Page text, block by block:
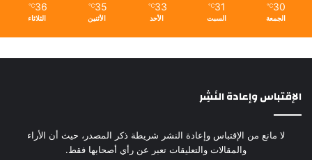
30
℃
الجمعة
31
℃
السبت
33
℃
الأحد
35
℃
الأثنين
36
℃
الثلاثاء
الإقتباس وإعادة النَشِر
لا مانع من الإقتباس وإعادة النشر شريطة ذكر المصدر، حيث أن الأراء
والمقالات والتعليقات تعبر عن رأي أصحابها فقط.